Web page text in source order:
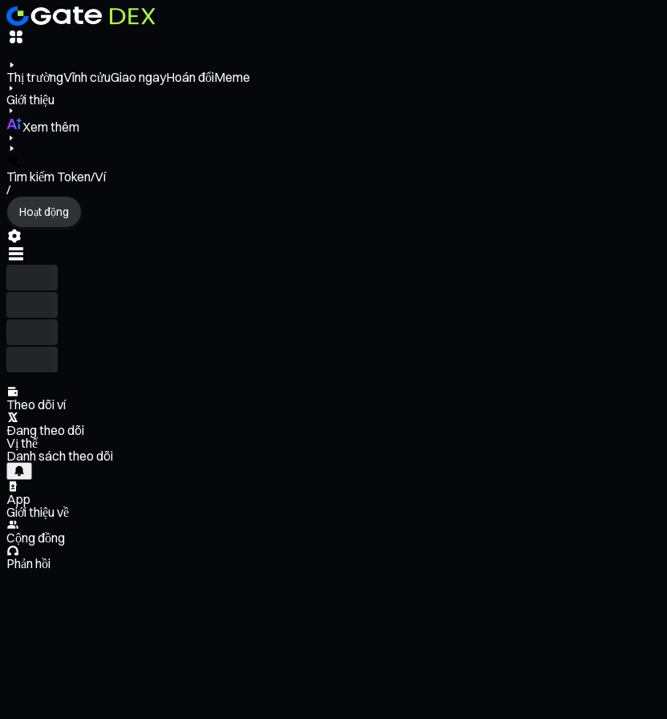
Thị trườngVĩnh cửuGiao ngayHoán đổiMeme
Giới thiệu
Xem thêm
Tìm kiếm Token/Ví
/
Hoạt động
Theo dõi ví
Đang theo dõi
Vị thế
Danh sách theo dõi
App
Giới thiệu về
Cộng đồng
Phản hồi